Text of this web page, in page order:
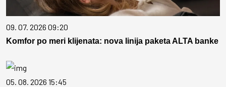
09. 07. 2026 09:20
Komfor po meri klijenata: nova linija paketa ALTA banke
05. 08. 2026 15:45